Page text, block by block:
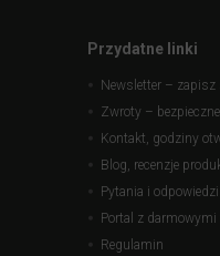
Przydatne linki
Newsletter – zapisz
Zwroty –
Kontakt, godziny
Blog, recenzje
Pytania i odpowiedzi
Portal z
Regulamin